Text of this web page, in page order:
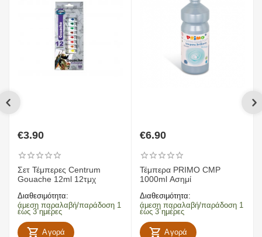
€3.90
Σετ ​Τέμπερες Centrum
Gouache 12ml 12τμχ
Διαθεσιμότητα:
άμεση παραλαβή/παράδοση 1
έως 3 ημέρες
Αγορά
€6.90
Τέμπερα PRIMO CMP
1000ml Ασημί
Διαθεσιμότητα:
άμεση παραλαβή/παράδοση 1
έως 3 ημέρες
Αγορά